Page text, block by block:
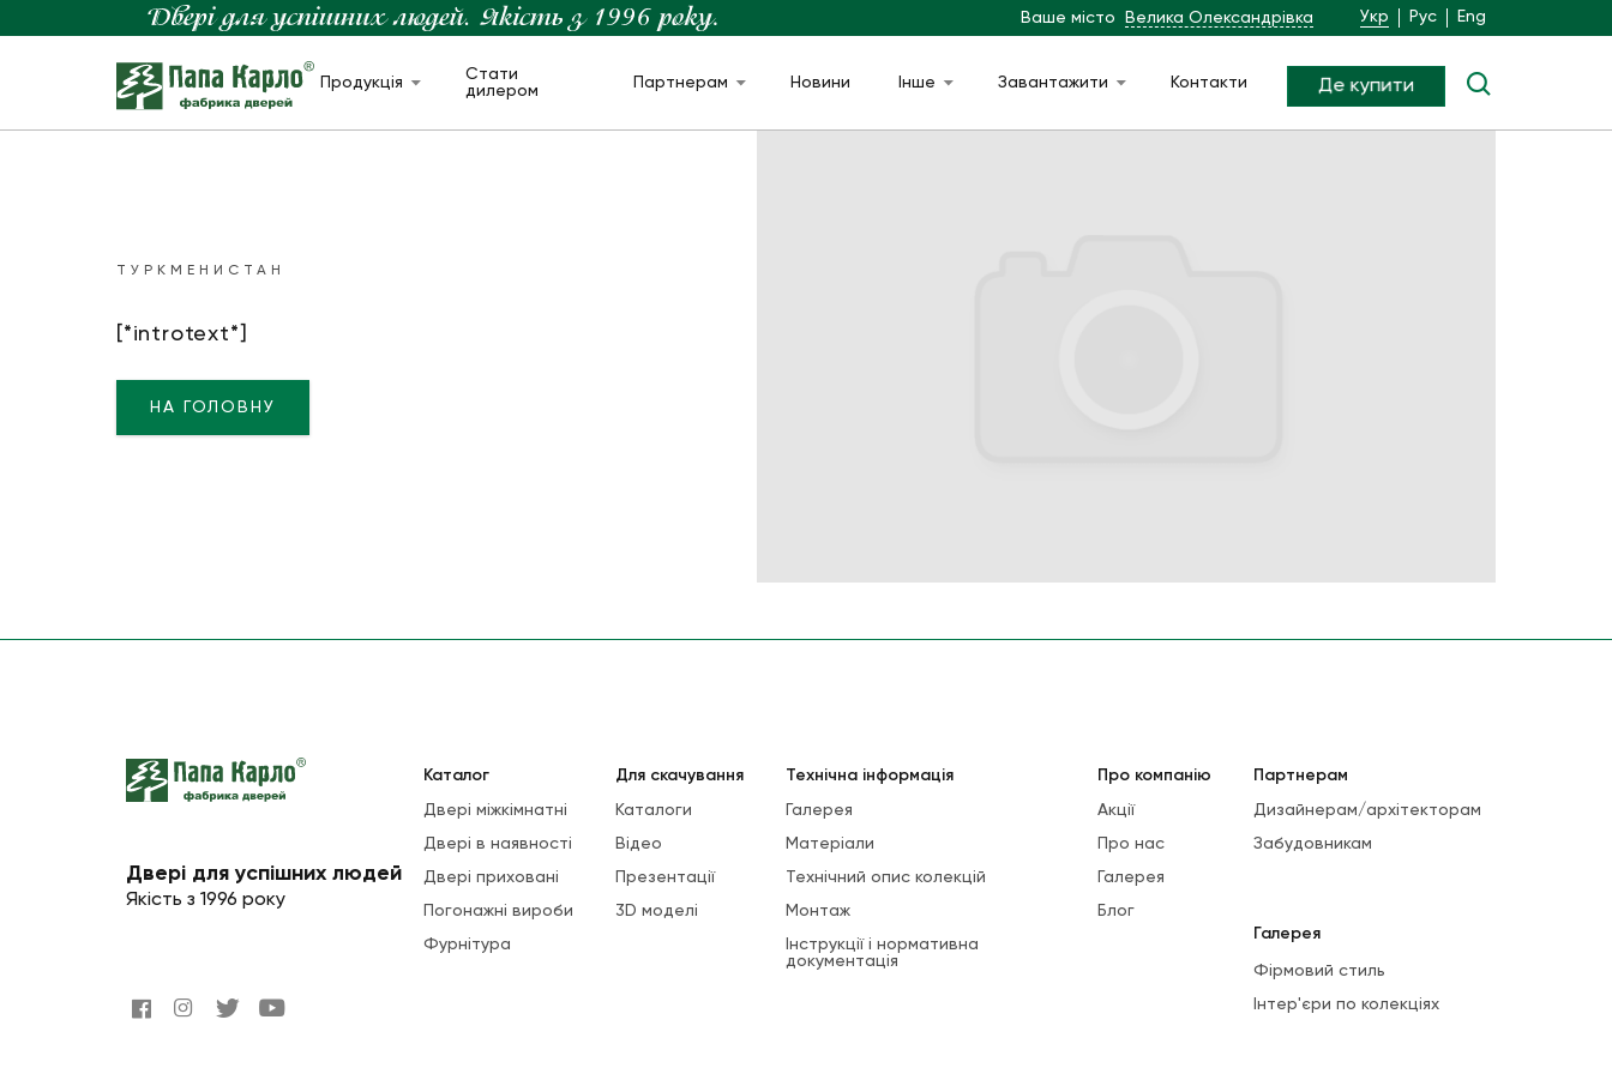
Ваше місто Велика Олександрівка Укр Рус Eng
Продукція
Стати
дилером
Партнерам Новини Інше Завантажити Контакти Де купити
ТУРКМЕНИСТАН
[*introtext*]
НА ГОЛОВНУ
Двері для успішних людей
Якість з 1996 року
Каталог
Двері міжкімнатні
Двері в наявності
Двері приховані
Погонажні вироби
Фурнітура
Для скачування
Каталоги
Відео
Презентації
3D моделі
Технічна інформація
Галерея
Матеріали
Технічний опис колекцій
Монтаж
Інструкції і нормативна
документація
Про компанію
Акції
Про нас
Галерея
Блог
Партнерам
Дизайнерам/архітекторам
Забудовникам
Галерея
Фірмовий стиль
Інтер'єри по колекціях